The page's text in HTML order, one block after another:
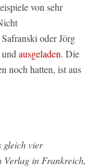
von sehr
oder Jörg
und ausgeladen. Die
noch hatten, ist aus
gleich vier
Verlag in Frankreich,